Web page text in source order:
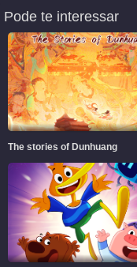
Pode te interessar
The stories of Dunhuang